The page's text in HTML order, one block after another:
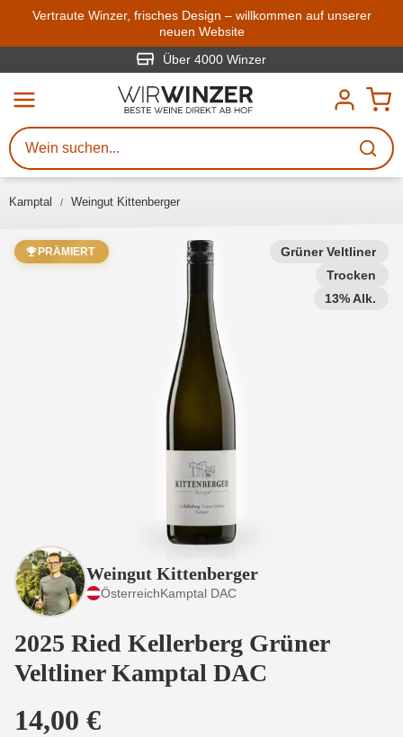
Zum Hauptinhalt springen
Vertraute Winzer, frisches Design – willkommen auf unserer
neuen Website
Über 4000 Winzer
Kamptal Weingut Kittenberger
Grüner Veltliner
Trocken
13% Alk.
PRÄMIERT
Weingut Kittenberger
ÖsterreichKamptal DAC
2025 Ried Kellerberg Grüner
Veltliner Kamptal DAC
14,00 €
Weinsuche
Mindestens 3 Zeichen eingeben
Beschreiben Sie, welchen Wein
Sie suchen – ob nach Geschmack,
Region, Winzer oder anderen